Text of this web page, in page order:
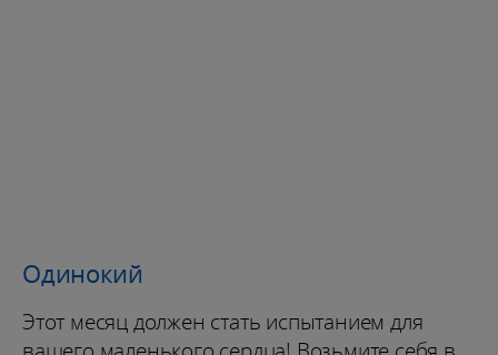
Одинокий
Этот месяц должен стать испытанием для